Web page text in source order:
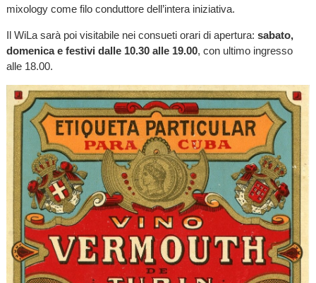
mixology come filo conduttore dell’intera iniziativa.
Il WiLa sarà poi visitabile nei consueti orari di apertura: sabato,
domenica e festivi dalle 10.30 alle 19.00, con ultimo ingresso
alle 18.00.